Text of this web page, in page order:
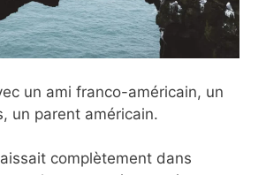
un ami franco-américain, un
un parent américain.
complètement dans